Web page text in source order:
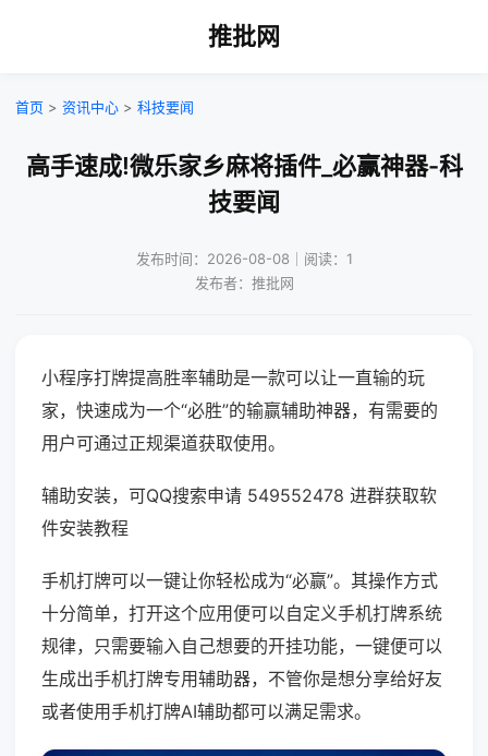
推批网
首页 > 资讯中心 > 科技要闻
高手速成!微乐家乡麻将插件_必赢神器-科
技要闻
发布时间：2026-08-08｜阅读：1
发布者：推批网
小程序打牌提高胜率辅助是一款可以让一直输的玩
家，快速成为一个“必胜”的输赢辅助神器，有需要的
用户可通过正规渠道获取使用。
辅助安装，可QQ搜索申请 549552478 进群获取软
件安装教程
手机打牌可以一键让你轻松成为“必赢”。其操作方式
十分简单，打开这个应用便可以自定义手机打牌系统
规律，只需要输入自己想要的开挂功能，一键便可以
生成出手机打牌专用辅助器，不管你是想分享给好友
或者使用手机打牌AI辅助都可以满足需求。